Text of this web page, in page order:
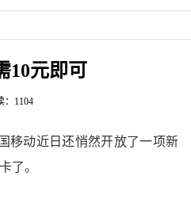
10元即可
：1104
移动近日还悄然开放了一项新
了。